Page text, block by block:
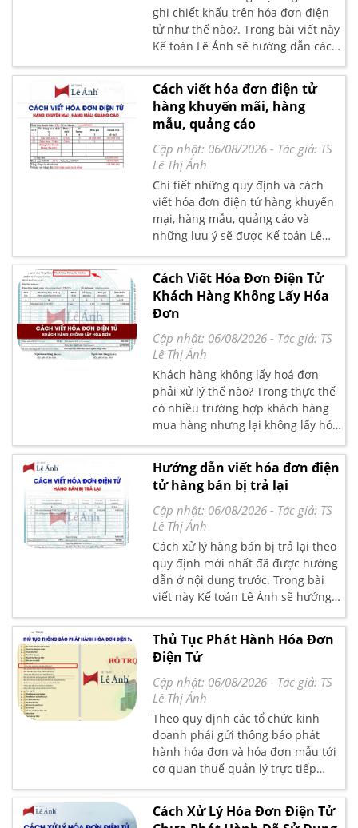
ghi chiết khấu trên hóa đơn điện
tử như thế nào?. Trong bài viết này
Kế toán Lê Ánh sẽ hướng dẫn các
bạn Cách viết hóa đơn điện tử
chiết khấu thương mại theo quy
định mới nhất
Cách viết hóa đơn điện tử
hàng khuyến mãi, hàng
mẫu, quảng cáo
Cập nhật: 06/08/2026 - Tác giả: TS
Lê Thị Ánh
Chi tiết những quy định và cách
viết hóa đơn điện tử hàng khuyến
mại, hàng mẫu, quảng cáo và
những lưu ý sẽ được Kế toán Lê
Ánh hướng dẫn trong bài viết dưới
đây
Cách Viết Hóa Đơn Điện Tử
Khách Hàng Không Lấy Hóa
Đơn
Cập nhật: 06/08/2026 - Tác giả: TS
Lê Thị Ánh
Khách hàng không lấy hoá đơn
phải xử lý thế nào? Trong thực thế
có nhiều trường hợp khách hàng
mua hàng nhưng lại không lấy hóa
đơn, kế toán phụ thuộc vào giá trị
thanh toán để xử lý theo đúng quy
định. Trong bài viết này Kế toán Lê
Ánh sẽ hướng dẫn cách xuất hóa
đơn điện tử khách hàng không lấy
hóa đơn
Hướng dẫn viết hóa đơn điện
tử hàng bán bị trả lại
Cập nhật: 06/08/2026 - Tác giả: TS
Lê Thị Ánh
Cách xử lý hàng bán bị trả lại theo
quy định mới nhất đã được hướng
dẫn ở nội dung trước. Trong bài
viết này Kế toán Lê Ánh sẽ hướng
dẫn chi tiết Cách Viết Hóa Đơn
Điện Tử Hàng Bán Bị Trả Lại
Thủ Tục Phát Hành Hóa Đơn
Điện Tử
Cập nhật: 06/08/2026 - Tác giả: TS
Lê Thị Ánh
Theo quy định các tổ chức kinh
doanh phải gửi thông báo phát
hành hóa đơn và hóa đơn mẫu tới
cơ quan thuế quản lý trực tiếp
chậm nhất 2 ngày trước khi bắt
đầu sử dụng hóa đơn. Trong bài
viết dưới đây Kế toán Lê Ánh sẽ
Cách Xử Lý Hóa Đơn Điện Tử